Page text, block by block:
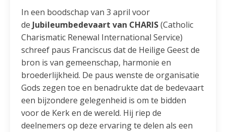
In een boodschap van 3 april voor
de Jubileumbedevaart van CHARIS(Catholic
Charismatic Renewal International Service)
schreef paus Franciscus dat de Heilige Geest de
bron is van gemeenschap, harmonie en
broederlijkheid. De paus wenste de organisatie
Gods zegen toe en benadrukte dat de bedevaart
een bijzondere gelegenheid is om te bidden
voor de Kerk en de wereld. Hij riep de
deelnemers op deze ervaring te delen als een